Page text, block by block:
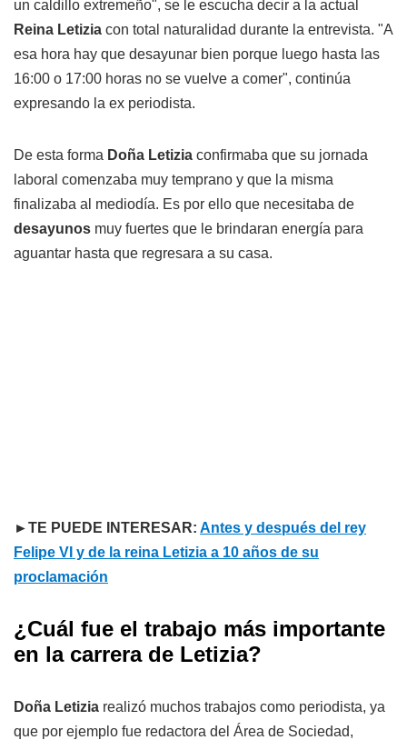
un caldillo extremeño", se le escucha decir a la actual
Reina Letizia con total naturalidad durante la entrevista. "A
esa hora hay que desayunar bien porque luego hasta las
16:00 o 17:00 horas no se vuelve a comer", continúa
expresando la ex periodista.
De esta forma Doña Letizia confirmaba que su jornada
laboral comenzaba muy temprano y que la misma
finalizaba al mediodía. Es por ello que necesitaba de
desayunos muy fuertes que le brindaran energía para
aguantar hasta que regresara a su casa.
►TE PUEDE INTERESAR: Antes y después del rey
Felipe VI y de la reina Letizia a 10 años de su
proclamación
¿Cuál fue el trabajo más importante
en la carrera de Letizia?
Doña Letizia realizó muchos trabajos como periodista, ya
que por ejemplo fue redactora del Área de Sociedad,